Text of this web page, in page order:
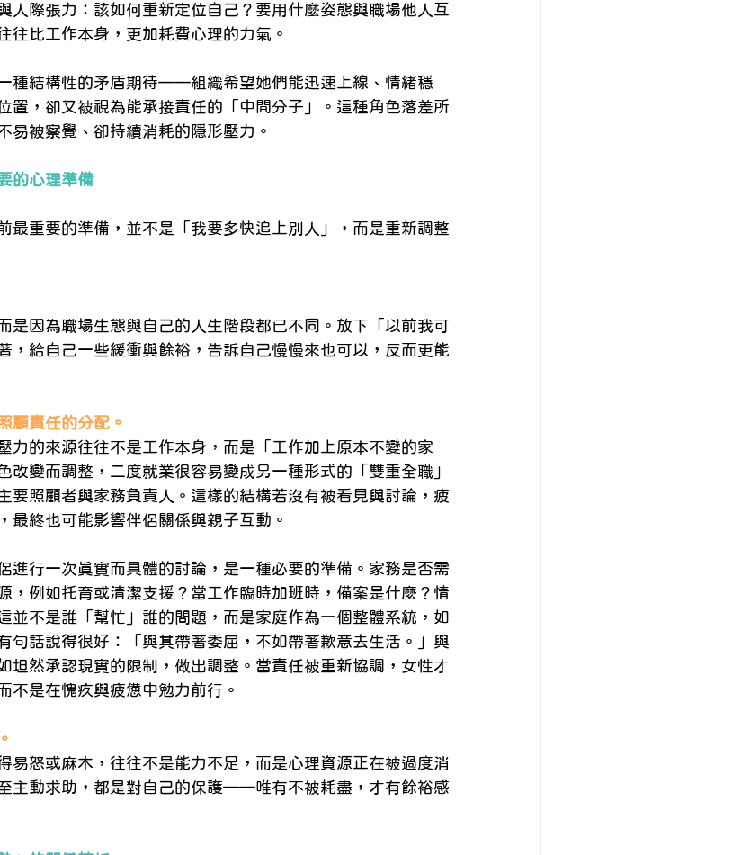
人際張力：該如何重新定位自己？要用什麼姿態與職場他人互
往比工作本身，更加耗費心理的力氣。
種結構性的矛盾期待——組織希望她們能迅速上線、情緒穩
置，卻又被視為能承接責任的「中間分子」。這種角色落差所
易被察覺、卻持續消耗的隱形壓力。
的心理準備
最重要的準備，並不是「我要多快追上別人」，而是重新調整
是因為職場生態與自己的人生階段都已不同。放下「以前我可
，給自己一些緩衝與餘裕，告訴自己慢慢來也可以，反而更能
顧責任的分配。
力的來源往往不是工作本身，而是「工作加上原本不變的家
改變而調整，二度就業很容易變成另一種形式的「雙重全職」
照顧者與家務負責人。這樣的結構若沒有被看見與討論，疲
最終也可能影響伴侶關係與親子互動。
進行一次真實而具體的討論，是一種必要的準備。家務是否需
，例如托育或清潔支援？當工作臨時加班時，備案是什麼？情
並不是誰「幫忙」誰的問題，而是家庭作為一個整體系統，如
句話說得很好：「與其帶著委屈，不如帶著歉意去生活。」與
坦然承認現實的限制，做出調整。當責任被重新協調，女性才
不是在愧疚與疲憊中勉力前行。
易怒或麻木，往往不是能力不足，而是心理資源正在被過度消
主動求助，都是對自己的保護——唯有不被耗盡，才有餘裕感